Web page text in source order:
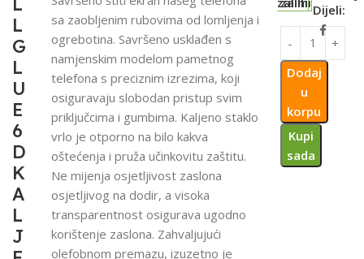
L
G
L
U
E
6
D
K
A
L
J
sa zaobljenim rubovima od lomljenja i
ogrebotina. Savršeno usklađen s
namjenskim modelom pametnog
telefona s preciznim izrezima, koji
osiguravaju slobodan pristup svim
priključcima i gumbima. Kaljeno staklo
vrlo je otporno na bilo kakva
oštećenja i pruža učinkovitu zaštitu.
Ne mijenja osjetljivost zaslona
osjetljivog na dodir, a visoka
transparentnost osigurava ugodno
korištenje zaslona. Zahvaljujući
olefobnom premazu, izuzetno je
Dodaj
u
korpu
Kupi
sada
Dijeli: